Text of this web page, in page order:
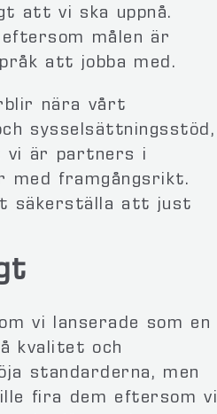
att vi ska uppnå.
målen är
att jobba med.
nära vårt
sysselsättningsstöd,
vi är partners i
med framgångsrikt.
säkerställa att just
vi lanserade som en
kvalitet och
standarderna, men
fira dem eftersom vi